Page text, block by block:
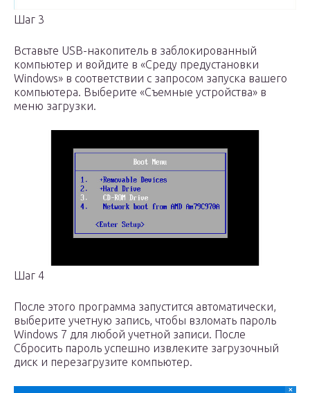
Шаг 3
Вставьте USB-накопитель в заблокированный
компьютер и войдите в «Среду предустановки
Windows» в соответствии с запросом запуска вашего
компьютера. Выберите «Съемные устройства» в
меню загрузки.
Шаг 4
После этого программа запустится автоматически,
выберите учетную запись, чтобы взломать пароль
Windows 7 для любой учетной записи. После
Сбросить пароль успешно извлеките загрузочный
диск и перезагрузите компьютер.